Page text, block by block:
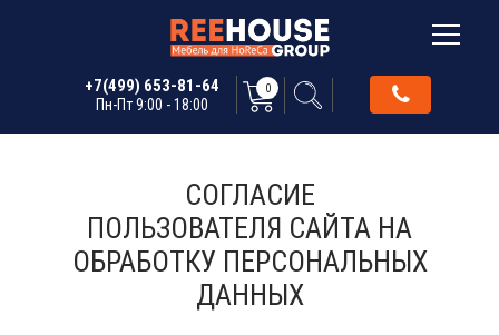
+7(499) 653-81-64
Пн-Пт 9:00 - 18:00
0
СОГЛАСИЕ
ПОЛЬЗОВАТЕЛЯ САЙТА НА
ОБРАБОТКУ ПЕРСОНАЛЬНЫХ
ДАННЫХ